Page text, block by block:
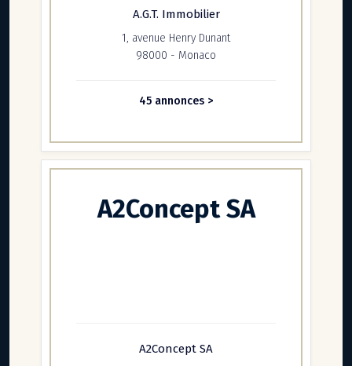
A.G.T. Immobilier
1, avenue Henry Dunant
98000 - Monaco
45 annonces >
A2Concept SA
A2Concept SA